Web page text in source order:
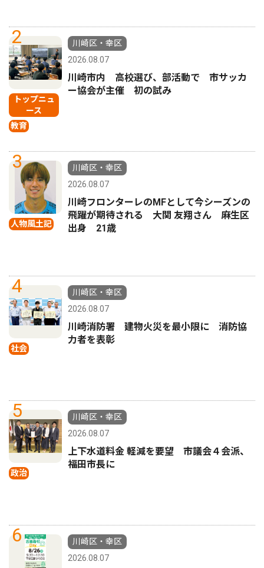
2
トップニュ
ース
教育
川崎区・幸区
2026.08.07
川崎市内 高校選び、部活動で 市サッカ
ー協会が主催 初の試み
3
人物風土記
川崎区・幸区
2026.08.07
川崎フロンターレのMFとして今シーズンの
飛躍が期待される 大関 友翔さん 麻生区
出身 21歳
4
社会
川崎区・幸区
2026.08.07
川崎消防署 建物火災を最小限に 消防協
力者を表彰
5
政治
川崎区・幸区
2026.08.07
上下水道料金 軽減を要望 市議会４会派、
福田市長に
6
川崎区・幸区
2026.08.07